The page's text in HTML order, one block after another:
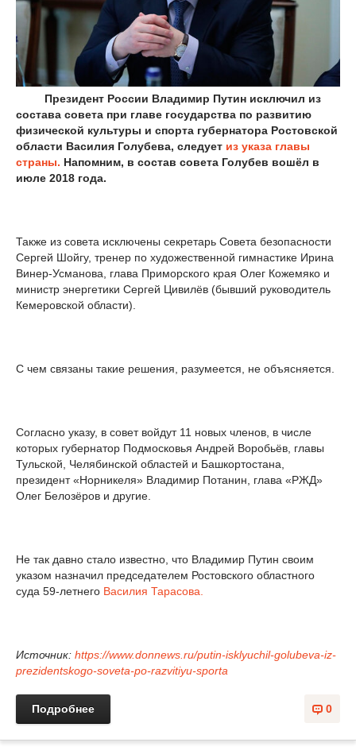
Президент России Владимир Путин исключил из
состава совета при главе государства по развитию
физической культуры и спорта губернатора Ростовской
области Василия Голубева, следует из указа главы
страны. Напомним, в состав совета Голубев вошёл в
июле 2018 года.
Также из совета исключены секретарь Совета безопасности
Сергей Шойгу, тренер по художественной гимнастике Ирина
Винер-Усманова, глава Приморского края Олег Кожемяко и
министр энергетики Сергей Цивилёв (бывший руководитель
Кемеровской области).
С чем связаны такие решения, разумеется, не объясняется.
Согласно указу, в совет войдут 11 новых членов, в числе
которых губернатор Подмосковья Андрей Воробьёв, главы
Тульской, Челябинской областей и Башкортостана,
президент «Норникеля» Владимир Потанин, глава «РЖД»
Олег Белозёров и другие.
Не так давно стало известно, что Владимир Путин своим
указом назначил председателем Ростовского областного
суда 59-летнего Василия Тарасова.
Источник: https://www.donnews.ru/putin-isklyuchil-golubeva-iz-
prezidentskogo-soveta-po-razvitiyu-sporta
0
Подробнее